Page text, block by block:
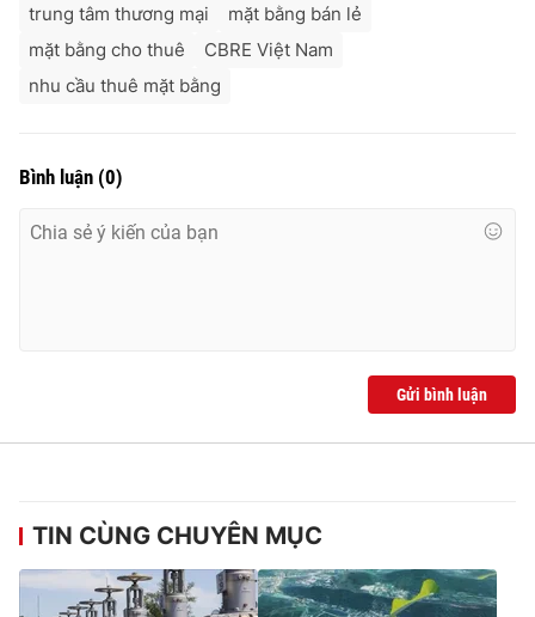
trung tâm thương mại
mặt bằng bán lẻ
mặt bằng cho thuê
CBRE Việt Nam
nhu cầu thuê mặt bằng
Bình luận (0)
Gửi bình luận
TIN CÙNG CHUYÊN MỤC